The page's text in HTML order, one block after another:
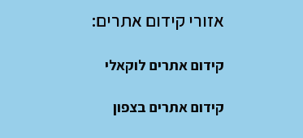
אזורי קידום אתרים:
קידום אתרים לוקאלי
קידום אתרים בצפון